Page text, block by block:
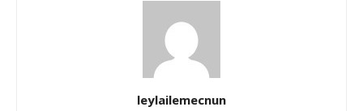
leylailemecnun